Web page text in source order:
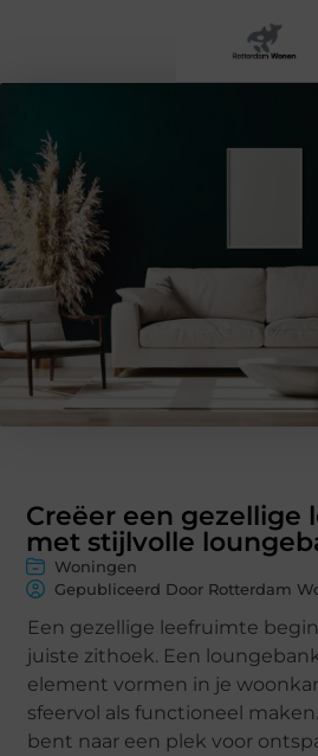
Creëer een gezellige
met stijlvolle
Woningen
Gepubliceerd Door Rotterdam
Een gezellige leefruimte
juiste zithoek. Een
element vormen in je
sfeervol als functioneel
bent naar een plek voor